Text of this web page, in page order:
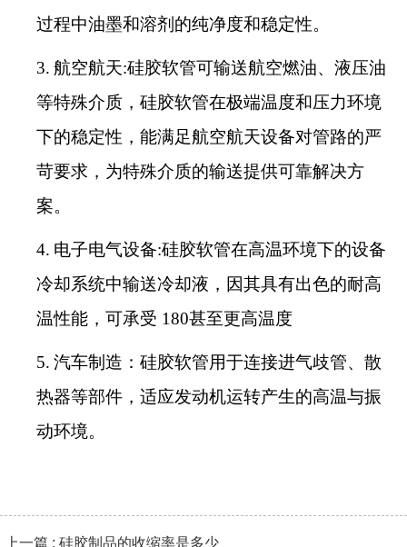
过程中油墨和溶剂的纯净度和稳定性。
3. 航空航天:硅胶软管可输送航空燃油、液压油
等特殊介质，硅胶软管在极端温度和压力环境
下的稳定性，能满足航空航天设备对管路的严
苛要求，为特殊介质的输送提供可靠解决方
案。
4. 电子电气设备:硅胶软管在高温环境下的设备
冷却系统中输送冷却液，因其具有出色的耐高
温性能，可承受 180甚至更高温度
5. 汽车制造：硅胶软管用于连接进气歧管、散
热器等部件，适应发动机运转产生的高温与振
动环境。
上一篇 : 硅胶制品的收缩率是多少